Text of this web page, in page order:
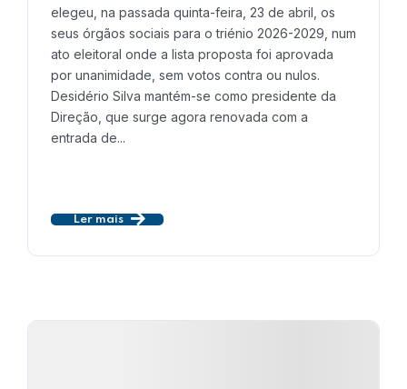
elegeu, na passada quinta-feira, 23 de abril, os
seus órgãos sociais para o triénio 2026-2029, num
ato eleitoral onde a lista proposta foi aprovada
por unanimidade, sem votos contra ou nulos.
Desidério Silva mantém-se como presidente da
Direção, que surge agora renovada com a
entrada de...
Ler mais